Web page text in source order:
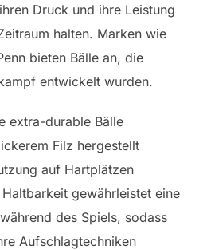
Druck und ihre Leistung
halten. Marken wie
bieten Bälle an, die
entwickelt wurden.
extra-durable Bälle
Filz hergestellt
auf Hartplätzen
gewährleistet eine
des Spiels, sodass
Aufschlagtechniken